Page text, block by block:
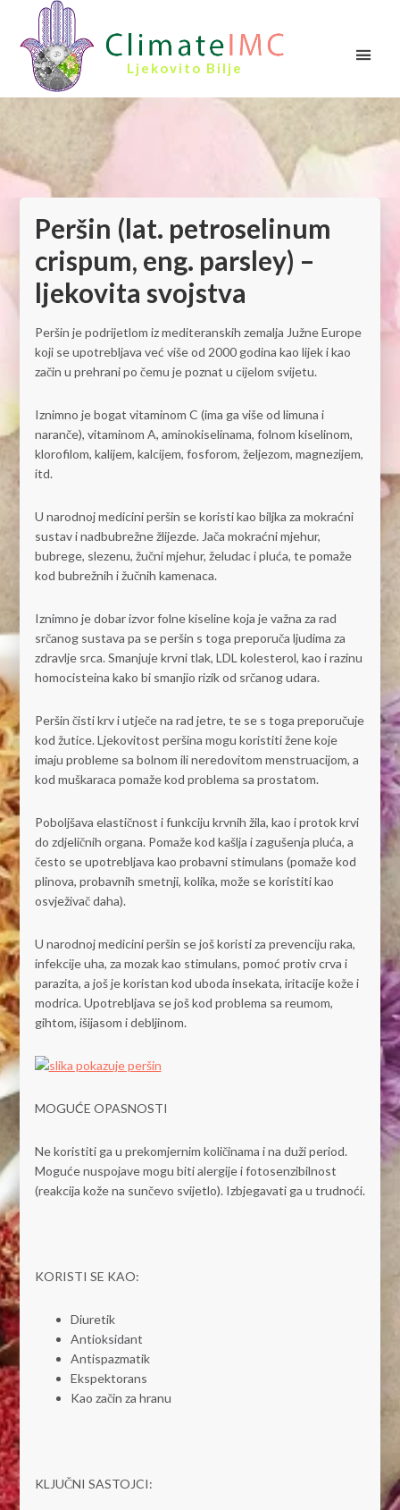
Ljekovito Bilje
Peršin (lat. petroselinum
crispum, eng. parsley) –
ljekovita svojstva
Peršin je podrijetlom iz mediteranskih zemalja Južne Europe
koji se upotrebljava već više od 2000 godina kao lijek i kao
začin u prehrani po čemu je poznat u cijelom svijetu.
Iznimno je bogat vitaminom C (ima ga više od limuna i
naranče), vitaminom A, aminokiselinama, folnom kiselinom,
klorofilom, kalijem, kalcijem, fosforom, željezom, magnezijem,
itd.
U narodnoj medicini peršin se koristi kao biljka za mokraćni
sustav i nadbubrežne žlijezde. Jača mokraćni mjehur,
bubrege, slezenu, žučni mjehur, želudac i pluća, te pomaže
kod bubrežnih i žučnih kamenaca.
Iznimno je dobar izvor folne kiseline koja je važna za rad
srčanog sustava pa se peršin s toga preporuča ljudima za
zdravlje srca. Smanjuje krvni tlak, LDL kolesterol, kao i razinu
homocisteina kako bi smanjio rizik od srčanog udara.
Peršin čisti krv i utječe na rad jetre, te se s toga preporučuje
kod žutice. Ljekovitost peršina mogu koristiti žene koje
imaju probleme sa bolnom ili neredovitom menstruacijom, a
kod muškaraca pomaže kod problema sa prostatom.
Poboljšava elastičnost i funkciju krvnih žila, kao i protok krvi
do zdjeličnih organa. Pomaže kod kašlja i zagušenja pluća, a
često se upotrebljava kao probavni stimulans (pomaže kod
plinova, probavnih smetnji, kolika, može se koristiti kao
osvježivač daha).
U narodnoj medicini peršin se još koristi za prevenciju raka,
infekcije uha, za mozak kao stimulans, pomoć protiv crva i
parazita, a još je koristan kod uboda insekata, iritacije kože i
modrica. Upotrebljava se još kod problema sa reumom,
gihtom, išijasom i debljinom.
MOGUĆE OPASNOSTI
Ne koristiti ga u prekomjernim količinama i na duži period.
Moguće nuspojave mogu biti alergije i fotosenzibilnost
(reakcija kože na sunčevo svijetlo). Izbjegavati ga u trudnoći.
KORISTI SE KAO:
Diuretik
Antioksidant
Antispazmatik
Ekspektorans
Kao začin za hranu
KLJUČNI SASTOJCI: